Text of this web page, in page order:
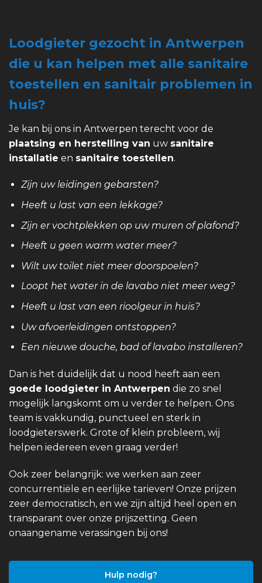
Loodgieter gezocht in Antwerpen
die u kan helpen met alle sanitaire
toestellen en sanitair problemen in
huis?
Je kan bij ons in Antwerpen terecht voor de
plaatsing en herstelling van uw sanitaire
installatie en sanitaire toestellen.
Zijn uw leidingen gebarsten?
Heeft u last van een lekkage?
Zijn er vochtplekken op uw muren of plafond?
Heeft u geen warm water meer?
Wilt uw toilet niet meer doorspoelen?
Loopt het water in de lavabo niet meer weg?
Heeft u last van een rioolgeur in huis?
Uw afvoerleidingen ontstoppen?
Een nieuwe douche, bad of lavabo installeren?
Dan is het duidelijk dat u nood heeft aan een
goede loodgieter in Antwerpen die zo snel
mogelijk langskomt om u verder te helpen. Ons
team is vakkundig, punctueel en sterk in
loodgieterswerk. Grote of klein probleem, wij
helpen iedereen even graag verder!
Ook zeer belangrijk: we werken aan zeer
concurrentiële en eerlijke tarieven! Onze prijzen
zeer democratisch, en we zijn altijd heel open en
transparant over onze prijszetting. Geen
onaangename verassingen bij ons!
Hulp nodig?